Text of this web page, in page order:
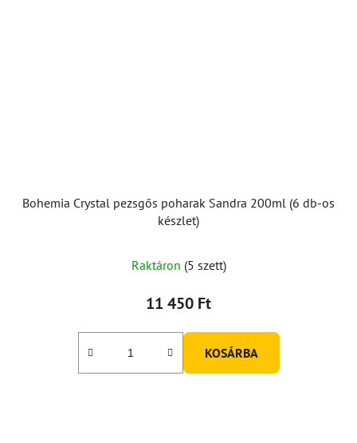
Bohemia Crystal pezsgős poharak Sandra 200ml (6 db-os
készlet)
Raktáron (5 szett)
11 450 Ft
KOSÁRBA